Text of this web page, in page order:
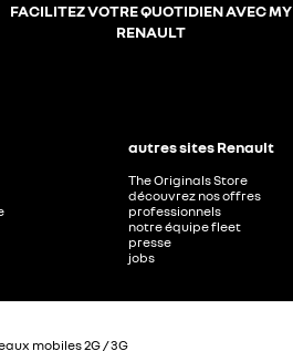
FACILITEZ VOTRE QUOTIDIEN AVEC MY
RENAULT
autres sites Renault
The Originals Store
découvrez nos offres
professionnels
notre équipe fleet
presse
jobs
mobiles 2G / 3G